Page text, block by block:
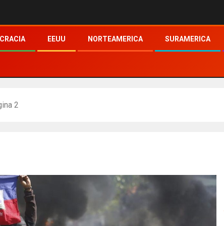
EEUU NORTEAMERICA SURAMERICA
2